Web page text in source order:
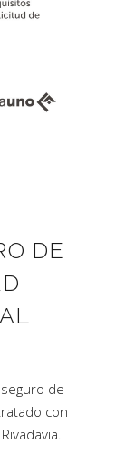
DE
de
con